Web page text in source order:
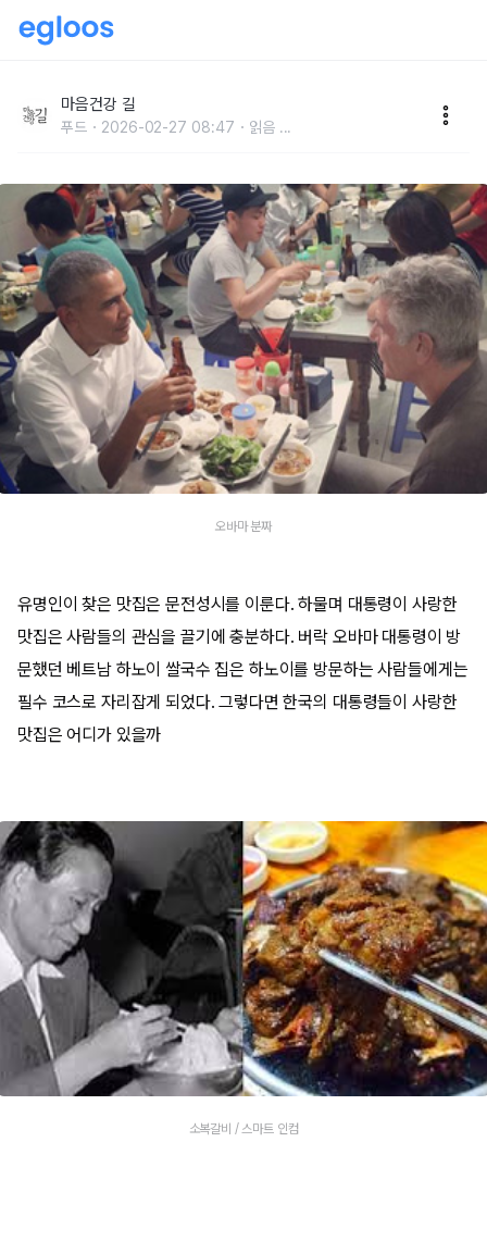
마음건강 길
푸드 2026-02-27 08:47 읽음 ...
오바마 분짜
유명인이 찾은 맛집은 문전성시를 이룬다. 하물며 대통령이 사랑한
맛집은 사람들의 관심을 끌기에 충분하다. 버락 오바마 대통령이 방
문했던 베트남 하노이 쌀국수 집은 하노이를 방문하는 사람들에게는
필수 코스로 자리잡게 되었다. 그렇다면 한국의 대통령들이 사랑한
맛집은 어디가 있을까
소복갈비 / 스마트 인컴